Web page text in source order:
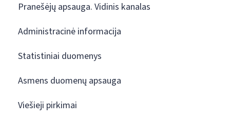
Pranešėjų apsauga. Vidinis kanalas
Administracinė informacija
Statistiniai duomenys
Asmens duomenų apsauga
Viešieji pirkimai